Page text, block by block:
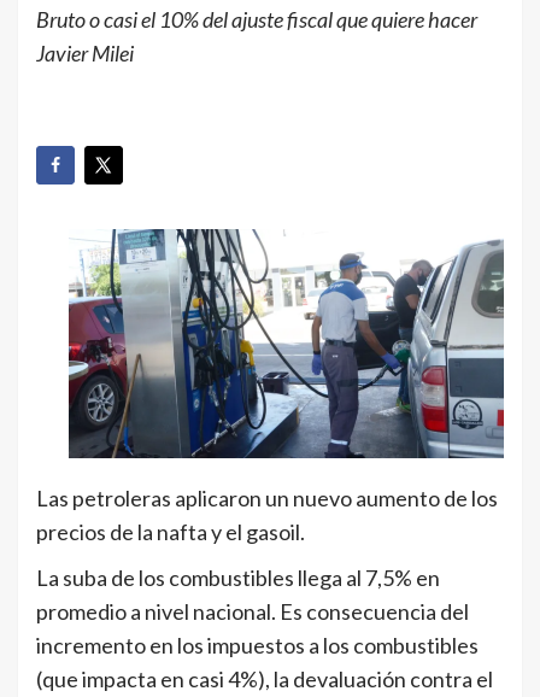
Bruto o casi el 10% del ajuste fiscal que quiere hacer
Javier Milei
Las petroleras aplicaron un nuevo aumento de los
precios de la nafta y el gasoil.
La suba de los combustibles llega al 7,5% en
promedio a nivel nacional. Es consecuencia del
incremento en los impuestos a los combustibles
(que impacta en casi 4%), la devaluación contra el